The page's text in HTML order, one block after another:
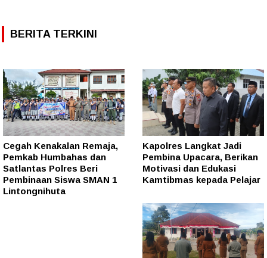
BERITA TERKINI
Cegah Kenakalan Remaja,
Pemkab Humbahas dan
Satlantas Polres Beri
Pembinaan Siswa SMAN 1
Lintongnihuta
Kapolres Langkat Jadi
Pembina Upacara, Berikan
Motivasi dan Edukasi
Kamtibmas kepada Pelajar